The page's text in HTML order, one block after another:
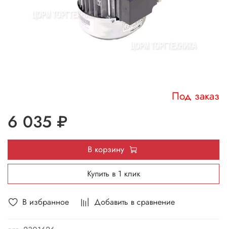
В избранное Добавить в сравнение
Под заказ
6 035 ₽
В корзину
Купить в 1 клик